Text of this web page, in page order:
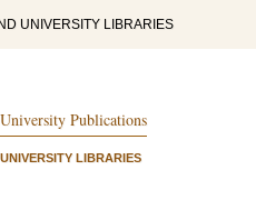
UNIVERSITY LIBRARIES
Publications
LIBRARIES